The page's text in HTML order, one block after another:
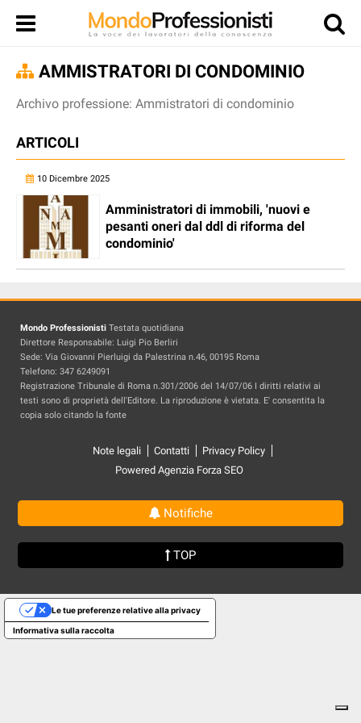
AMMISTRATORI DI CONDOMINIO
Archivo professione: Ammistratori di condominio
ARTICOLI
10 Dicembre 2025
Amministratori di immobili, 'nuovi e
pesanti oneri dal ddl di riforma del
condominio'
Mondo Professionisti Testata quotidiana
Direttore Responsabile: Luigi Pio Berliri
Sede: Via Giovanni Pierluigi da Palestrina n.46, 00195 Roma
Telefono: 347 6249091
Registrazione Tribunale di Roma n.301/2006 del 14/07/06 I diritti relativi ai
testi sono di proprietà dell'Editore. La riproduzione è vietata. E' consentita la
copia solo citando la fonte
Note legali Contatti
Privacy Policy
Powered Agenzia Forza SEO
Notifiche
TOP
Informativa sulla raccolta
Le tue preferenze relative alla privacy